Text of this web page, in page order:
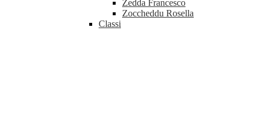
Zedda Francesco
Zoccheddu Rosella
Classi